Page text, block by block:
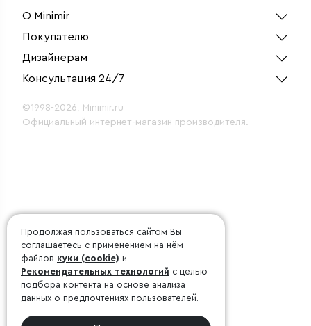
О Minimir
Покупателю
Дизайнерам
Консультация 24/7
©1998-2026, Minimir.ru
Официальный интернет-магазин производителя.
Продолжая пользоваться сайтом Вы
соглашаетесь с применением на нём
файлов куки (cookie) и
Рекомендательных технологий с целью
подбора контента на основе анализа
данных о предпочтениях пользователей.